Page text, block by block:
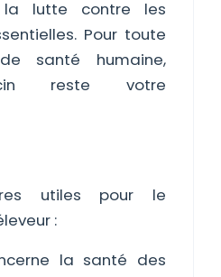
lutte contre les
Pour toute
santé humaine,
reste votre
utiles pour le
:
la santé des